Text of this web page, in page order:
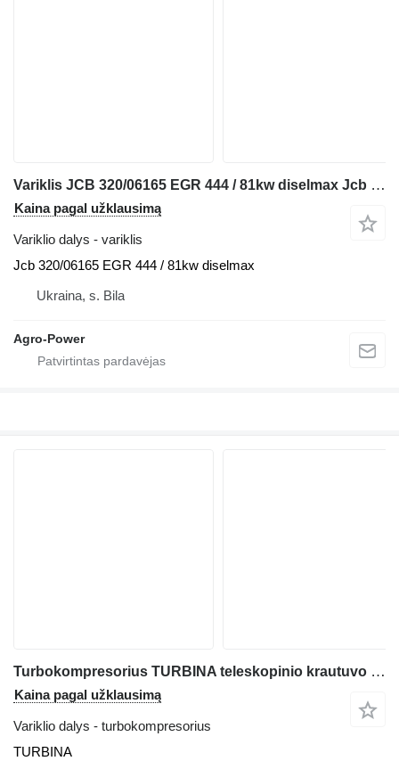
Variklis JCB 320/06165 EGR 444 / 81kw diselmax Jcb teleskopinio krautuvo
Kaina pagal užklausimą
Variklio dalys - variklis
Jcb 320/06165 EGR 444 / 81kw diselmax
Ukraina, s. Bila
Agro-Power
Turbokompresorius TURBINA teleskopinio krautuvo JCB 520
Kaina pagal užklausimą
Variklio dalys - turbokompresorius
TURBINA